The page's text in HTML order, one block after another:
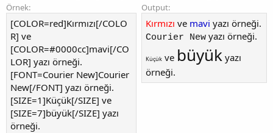
Örnek:
[COLOR=red]Kırmızı[/COLO
R] ve
[COLOR=#0000cc]mavi[/CO
LOR] yazı örneği.
[FONT=Courier New]Courier
New[/FONT] yazı örneği.
[SIZE=1]Küçük[/SIZE] ve
[SIZE=7]büyük[/SIZE] yazı
örneği.
Output:
Kırmızı ve mavi yazı örneği.
Courier New yazı örneği.
Küçük ve büyük yazı
örneği.